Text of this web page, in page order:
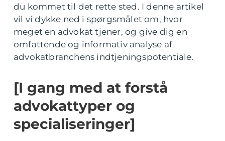
du kommet til det rette sted. I denne artikel
vil vi dykke ned i spørgsmålet om, hvor
meget en advokat tjener, og give dig en
omfattende og informativ analyse af
advokatbranchens indtjeningspotentiale.
[I gang med at forstå
advokattyper og
specialiseringer]